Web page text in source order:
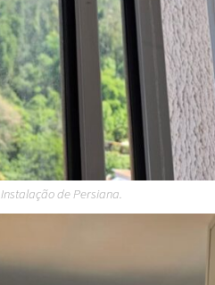
Instalação de Persiana.